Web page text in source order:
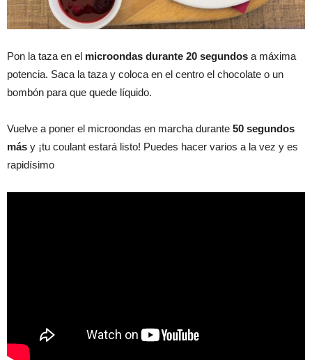
Pon la taza en el microondas durante 20 segundos a máxima
potencia. Saca la taza y coloca en el centro el chocolate o un
bombón para que quede líquido.
Vuelve a poner el microondas en marcha durante 50 segundos
más y ¡tu coulant estará listo! Puedes hacer varios a la vez y es
rapidísimo